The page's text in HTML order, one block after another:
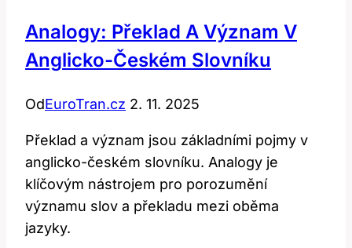
Analogy: Překlad A Význam V
Anglicko-Českém Slovníku
OdEuroTran.cz 2. 11. 2025
Překlad a význam jsou základními pojmy v
anglicko-českém slovníku. Analogy je
klíčovým nástrojem pro porozumění
významu slov a překladu mezi oběma
jazyky.